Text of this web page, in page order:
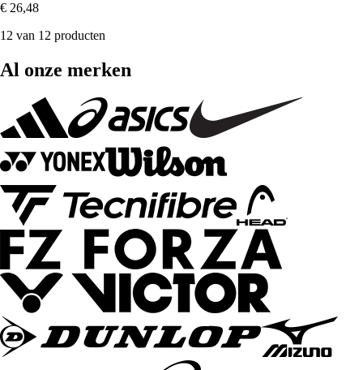
€ 26,48
12 van 12 producten
Al onze merken